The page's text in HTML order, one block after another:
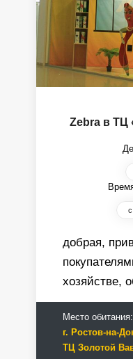
Zebra в ТЦ
добрая,
хозяйстве,
Место обитания:
г. Ростов-на-
ТЦ Золотой